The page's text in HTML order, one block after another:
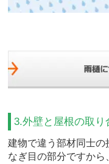
3.外壁と屋根の取
建物で違う部材同士
なぎ目の部分ですか